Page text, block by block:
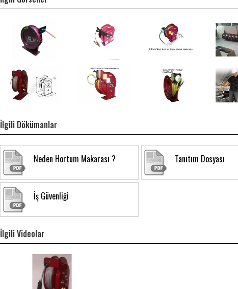
İlgili Dökümanlar
Neden Hortum Makarası ? Tanıtım Dosyası
İş Güvenliği
İlgili Videolar